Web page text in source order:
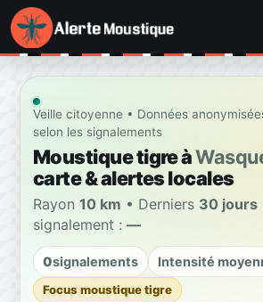
Veille citoyenne • Données
selon les signalements
Moustique tigre à
carte & alertes locales
Rayon 10 km • Derniers 30 jours
signalement : —
0signalements Intensité
Focus moustique tigre